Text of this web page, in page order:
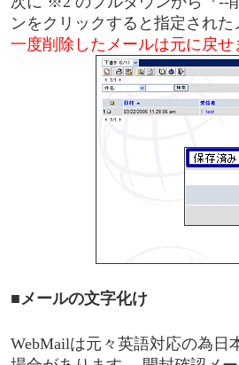
ンをクリックすると指定され
一度削除したメールは元に戻せ
■メールの文字化け
WebMailは元々英語対応の為日